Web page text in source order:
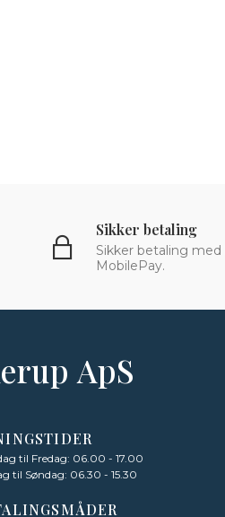
Sikker betaling
Sikker betaling
MobilePay.
ApS
til Fredag: 06.00 - 17.00
til Søndag: 06.30 - 15.30